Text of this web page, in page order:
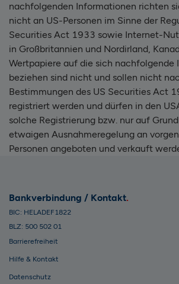
nachfolgenden Informationen richten
nicht an US-Personen im Sinne der
Securities Act 1933 sowie Internet-
in Großbritannien und Nordirland,
Wertpapiere auf die sich nachfolgende
beziehen sind nicht und sollen nicht
Bestimmungen des US Securities Act
registriert werden und dürfen in den
solche Registrierung bzw. nur auf
etwaigen Ausnahmeregelung an
Personen angeboten und verkauft
Bankverbindung / Kontakt
BIC: HELADEF1822
BLZ: 500 502 01
Barrierefreiheit
Hilfe & Kontakt
Datenschutz